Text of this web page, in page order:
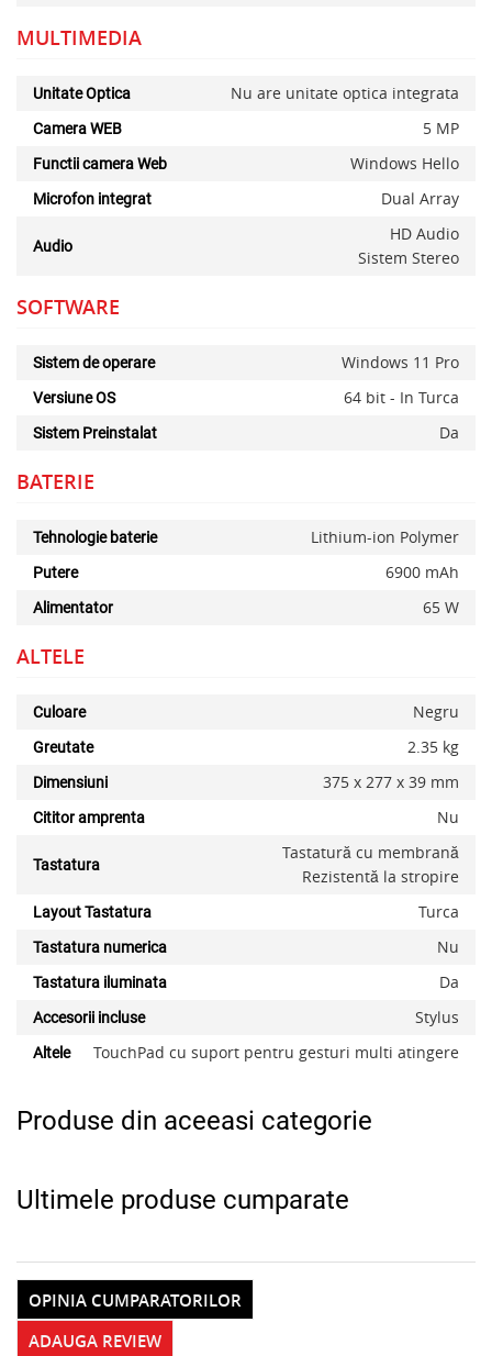
MULTIMEDIA
Unitate Optica Nu are unitate optica integrata
Camera WEB 5 MP
Functii camera Web Windows Hello
Microfon integrat Dual Array
Audio
HD Audio
Sistem Stereo
SOFTWARE
Sistem de operare Windows 11 Pro
Versiune OS 64 bit - In Turca
Sistem Preinstalat Da
BATERIE
Tehnologie baterie Lithium-ion Polymer
Putere 6900 mAh
Alimentator 65 W
ALTELE
Culoare Negru
Greutate 2.35 kg
Dimensiuni 375 x 277 x 39 mm
Cititor amprenta Nu
Tastatura
Tastatură cu membrană
Rezistentă la stropire
Layout Tastatura Turca
Tastatura numerica Nu
Tastatura iluminata Da
Accesorii incluse Stylus
Altele TouchPad cu suport pentru gesturi multi atingere
Produse din aceeasi categorie
Ultimele produse cumparate
ADAUGA REVIEW
OPINIA CUMPARATORILOR